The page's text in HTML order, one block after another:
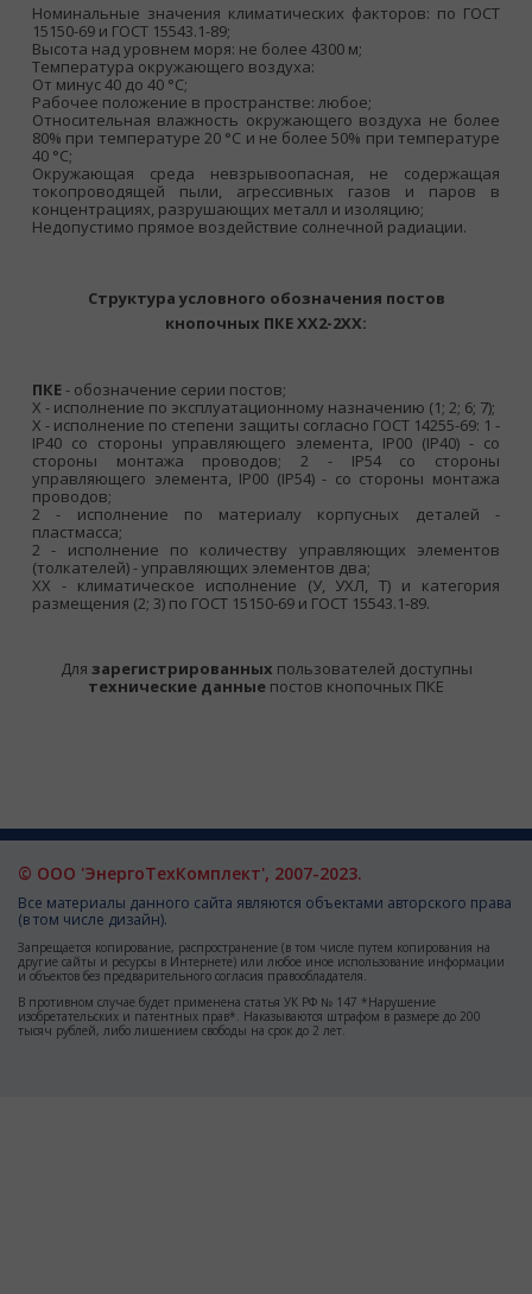
Номинальные значения климатических факторов: по ГОСТ
15150-69 и ГОСТ 15543.1-89;
Высота над уровнем моря: не более 4300 м;
Температура окружающего воздуха:
От минус 40 до 40 °С;
Рабочее положение в пространстве: любое;
Относительная влажность окружающего воздуха не более
80% при температуре 20 °С и не более 50% при температуре
40 °С;
Окружающая среда невзрывоопасная, не содержащая
токопроводящей пыли, агрессивных газов и паров в
концентрациях, разрушающих металл и изоляцию;
Недопустимо прямое воздействие солнечной радиации.
Структура условного обозначения постов
кнопочных ПКЕ ХХ2-2ХХ:
ПКЕ- обозначение серии постов;
X - исполнение по эксплуатационному назначению (1; 2; 6; 7);
X - исполнение по степени защиты согласно ГОСТ 14255-69: 1 -
IP40 со стороны управляющего элемента, IP00 (IP40) - со
стороны монтажа проводов; 2 - IP54 со стороны
управляющего элемента, IP00 (IP54) - со стороны монтажа
проводов;
2 - исполнение по материалу корпусных деталей -
пластмасса;
2 - исполнение по количеству управляющих элементов
(толкателей) - управляющих элементов два;
XX - климатическое исполнение (У, УХЛ, Т) и категория
размещения (2; 3) по ГОСТ 15150-69 и ГОСТ 15543.1-89.
Для зарегистрированных пользователей доступны
технические данные постов кнопочных ПКЕ
© ООО 'ЭнергоТехКомплект', 2007-2023.
Все материалы данного сайта являются объектами авторского права
(в том числе дизайн).
Запрещается копирование, распространение (в том числе путем копирования на
другие сайты и ресурсы в Интернете) или любое иное использование информации
и объектов без предварительного согласия правообладателя.
В противном случае будет применена статья УК РФ № 147 *Нарушение
изобретательских и патентных прав*. Наказываются штрафом в размере до 200
тысяч рублей, либо лишением свободы на срок до 2 лет.